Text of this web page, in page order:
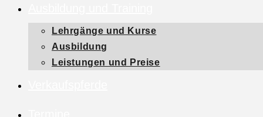
Lehrgänge und Kurse
Ausbildung
Leistungen und Preise